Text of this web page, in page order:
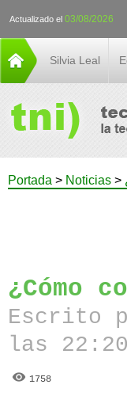
Actualizado el 03/08/2026
Silvia Leal
Portada > Noticias >
¿Cómo
Escrito
las
1758